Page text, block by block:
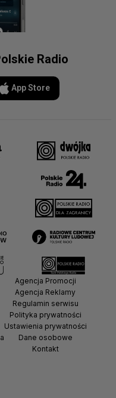
Radio
App Store
Agencja Promocji
Agencja Reklamy
Regulamin serwisu
Polityka prywatności
Ustawienia prywatności
Dane osobowe
Kontakt